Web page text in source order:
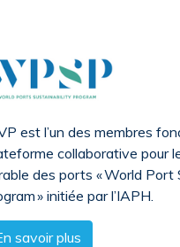
est l’un des membres
collaborative pour
des ports « World Port
» initiée par l’IAPH.
savoir plus